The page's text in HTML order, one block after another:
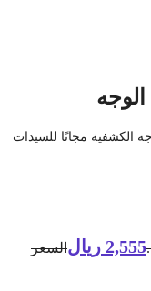
الوجه الكشفية مجانًا للسيدات
ريال السعر